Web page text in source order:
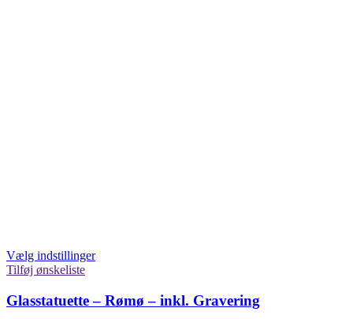
Vælg indstillinger
Tilføj ønskeliste
Glasstatuette – Rømø – inkl. Gravering